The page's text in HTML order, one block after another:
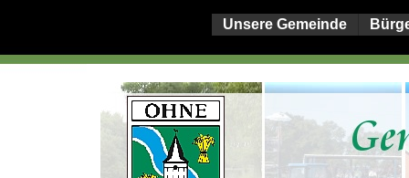
Unsere Gemeinde